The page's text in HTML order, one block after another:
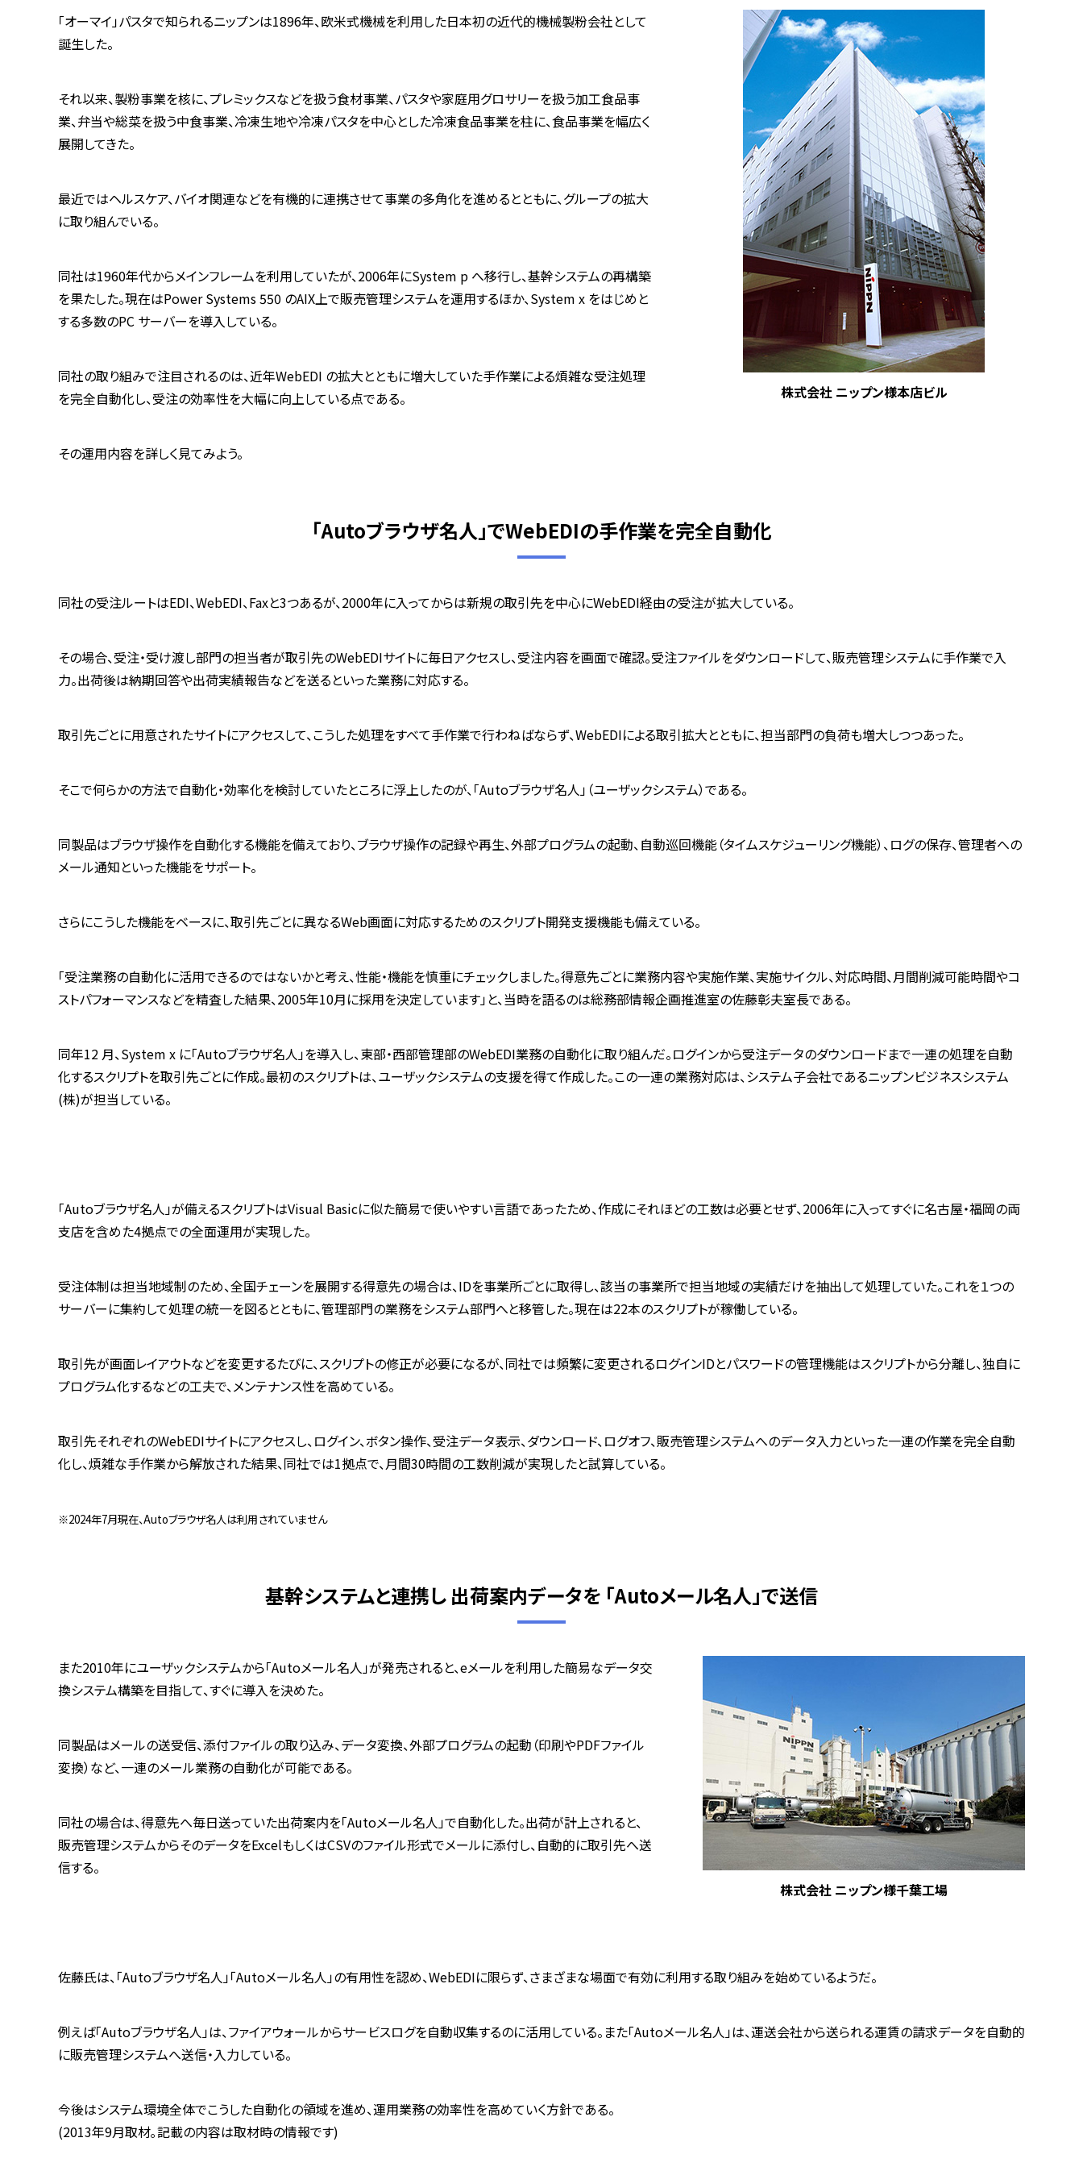
株式会社 ニップン様本店ビル
「オーマイ」パスタで知られるニップンは1896年、欧米式機械を利用した日本初の近代的機械製粉会社として
誕生した。
それ以来、製粉事業を核に、プレミックスなどを扱う食材事業、パスタや家庭用グロサリーを扱う加工食品事
業、弁当や総菜を扱う中食事業、冷凍生地や冷凍パスタを中心とした冷凍食品事業を柱に、食品事業を幅広く
展開してきた。
最近ではヘルスケア、バイオ関連などを有機的に連携させて事業の多角化を進めるとともに、グループの拡大
に取り組んでいる。
同社は1960年代からメインフレームを利用していたが、2006年にSystem p へ移行し、基幹システムの再構築
を果たした。現在はPower Systems 550 のAIX上で販売管理システムを運用するほか、System x をはじめと
する多数のPC サーバーを導入している。
同社の取り組みで注目されるのは、近年WebEDI の拡大とともに増大していた手作業による煩雑な受注処理
を完全自動化し、受注の効率性を大幅に向上している点である。
その運用内容を詳しく見てみよう。
「Autoブラウザ名人」でWebEDIの手作業を完全自動化
同社の受注ルートはEDI、WebEDI、Faxと3つあるが、2000年に入ってからは新規の取引先を中心にWebEDI経由の受注が拡大している。
その場合、受注・受け渡し部門の担当者が取引先のWebEDIサイトに毎日アクセスし、受注内容を画面で確認。受注ファイルをダウンロードして、販売管理システムに手作業で入
力。出荷後は納期回答や出荷実績報告などを送るといった業務に対応する。
取引先ごとに用意されたサイトにアクセスして、こうした処理をすべて手作業で行わねばならず、WebEDIによる取引拡大とともに、担当部門の負荷も増大しつつあった。
そこで何らかの方法で自動化・効率化を検討していたところに浮上したのが、「Autoブラウザ名人」（ユーザックシステム）である。
同製品はブラウザ操作を自動化する機能を備えており、ブラウザ操作の記録や再生、外部プログラムの起動、自動巡回機能（タイムスケジューリング機能）、ログの保存、管理者への
メール通知といった機能をサポート。
さらにこうした機能をベースに、取引先ごとに異なるWeb画面に対応するためのスクリプト開発支援機能も備えている。
「受注業務の自動化に活用できるのではないかと考え、性能・機能を慎重にチェックしました。得意先ごとに業務内容や実施作業、実施サイクル、対応時間、月間削減可能時間やコ
ストパフォーマンスなどを精査した結果、2005年10月に採用を決定しています」と、当時を語るのは総務部情報企画推進室の佐藤彰夫室長である。
同年12 月、System x に「Autoブラウザ名人」を導入し、東部・西部管理部のWebEDI業務の自動化に取り組んだ。ログインから受注データのダウンロードまで一連の処理を自動
化するスクリプトを取引先ごとに作成。最初のスクリプトは、ユーザックシステムの支援を得て作成した。この一連の業務対応は、システム子会社であるニップンビジネスシステム
(株)が担当している。
「Autoブラウザ名人」が備えるスクリプトはVisual Basicに似た簡易で使いやすい言語であったため、作成にそれほどの工数は必要とせず、2006年に入ってすぐに名古屋・福岡の両
支店を含めた4拠点での全面運用が実現した。
受注体制は担当地域制のため、全国チェーンを展開する得意先の場合は、IDを事業所ごとに取得し、該当の事業所で担当地域の実績だけを抽出して処理していた。これを１つの
サーバーに集約して処理の統一を図るとともに、管理部門の業務をシステム部門へと移管した。現在は22本のスクリプトが稼働している。
取引先が画面レイアウトなどを変更するたびに、スクリプトの修正が必要になるが、同社では頻繁に変更されるログインIDとパスワードの管理機能はスクリプトから分離し、独自に
プログラム化するなどの工夫で、メンテナンス性を高めている。
取引先それぞれのWebEDIサイトにアクセスし、ログイン、ボタン操作、受注データ表示、ダウンロード、ログオフ、販売管理システムへのデータ入力といった一連の作業を完全自動
化し、煩雑な手作業から解放された結果、同社では1拠点で、月間30時間の工数削減が実現したと試算している。
※2024年7月現在、Autoブラウザ名人は利用されていません
基幹システムと連携し 出荷案内データを 「Autoメール名人」で送信
株式会社 ニップン様千葉工場
また2010年にユーザックシステムから「Autoメール名人」が発売されると、eメールを利用した簡易なデータ交
換システム構築を目指して、すぐに導入を決めた。
同製品はメールの送受信、添付ファイルの取り込み、データ変換、外部プログラムの起動（印刷やPDFファイル
変換）など、一連のメール業務の自動化が可能である。
同社の場合は、得意先へ毎日送っていた出荷案内を「Autoメール名人」で自動化した。出荷が計上されると、
販売管理システムからそのデータをExcelもしくはCSVのファイル形式でメールに添付し、自動的に取引先へ送
信する。
佐藤氏は、「Autoブラウザ名人」「Autoメール名人」の有用性を認め、WebEDIに限らず、さまざまな場面で有効に利用する取り組みを始めているようだ。
例えば「Autoブラウザ名人」は、ファイアウォールからサービスログを自動収集するのに活用している。また「Autoメール名人」は、運送会社から送られる運賃の請求データを自動的
に販売管理システムへ送信・入力している。
今後はシステム環境全体でこうした自動化の領域を進め、運用業務の効率性を高めていく方針である。
(2013年9月取材｡記載の内容は取材時の情報です)